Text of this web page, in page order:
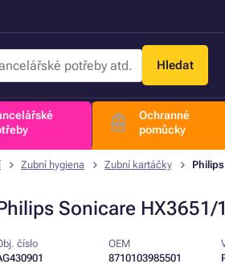
Hledat
Ochranné
pomůcky
Zubní hygiena Zubní kartáčky
Sonicare HX3651/
číslo
OEM
8710103985501